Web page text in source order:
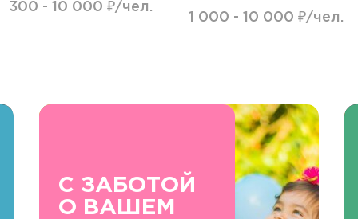
300 - 10 000 ₽/чел.
1 000 - 10 000 ₽/чел.
С ЗАБОТОЙ
О ВАШЕМ